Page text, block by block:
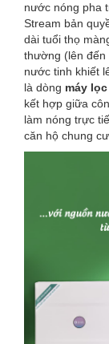
nước nóng pha
Stream bản
dài tuổi thọ
thường (lên đến
nước tinh khiết
là dòng máy
kết hợp giữa
làm nóng trực
căn hộ chung